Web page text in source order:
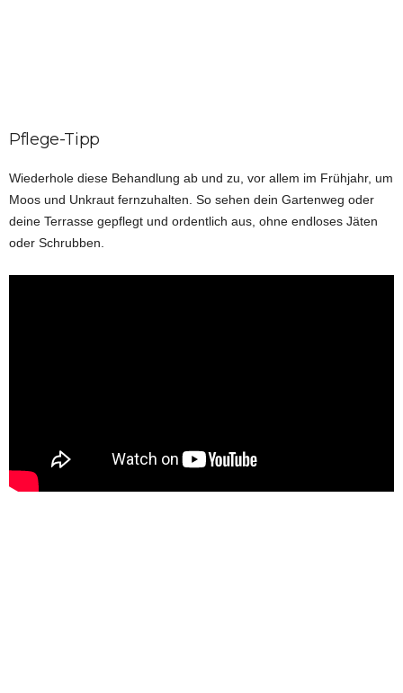
Pflege-Tipp
Wiederhole diese Behandlung ab und zu, vor allem im Frühjahr, um
Moos und Unkraut fernzuhalten. So sehen dein Gartenweg oder
deine Terrasse gepflegt und ordentlich aus, ohne endloses Jäten
oder Schrubben.